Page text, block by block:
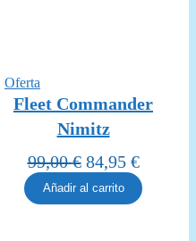
Oferta
en
oferta
Fleet Commander
Nimitz
99,00€ El
precio
original
84,95 €El
precio
actual
Añadir al carrito